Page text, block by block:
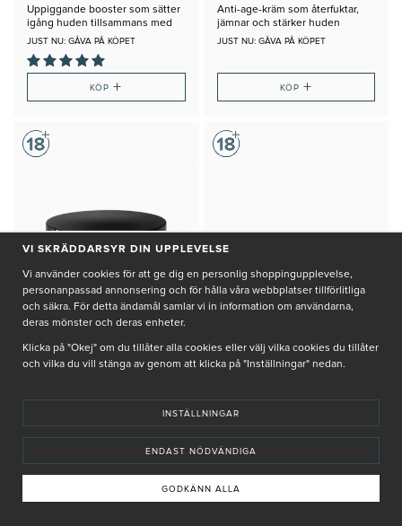
Uppiggande booster som sätter
igång huden tillsammans med
Hy-Öl
JUST NU: GÅVA PÅ KÖPET
KÖP+
Anti-age-kräm som återfuktar,
jämnar och stärker huden
JUST NU: GÅVA PÅ KÖPET
KÖP +
6 110 kr
Anti-age-kräm med rik textur
som stärker och jämnar huden
SEACREATION THE MASK
2 690 kr
Exklusiv mask som återfuktar
och slätar ut
VI SKRÄDDARSYR DIN UPPLEVELSE
Vi använder cookies för att ge dig en personlig shoppingupplevelse,
personanpassad annonsering och för hålla våra webbplatser tillförlitliga
och säkra. För detta ändamål samlar vi in information om användarna,
deras mönster och deras enheter.
Klicka på "Okej" om du tillåter alla cookies eller välj vilka cookies du tillåter
och vilka du vill stänga av genom att klicka på "Inställningar" nedan.
INSTÄLLNINGAR
ENDAST NÖDVÄNDIGA
GODKÄNN ALLA